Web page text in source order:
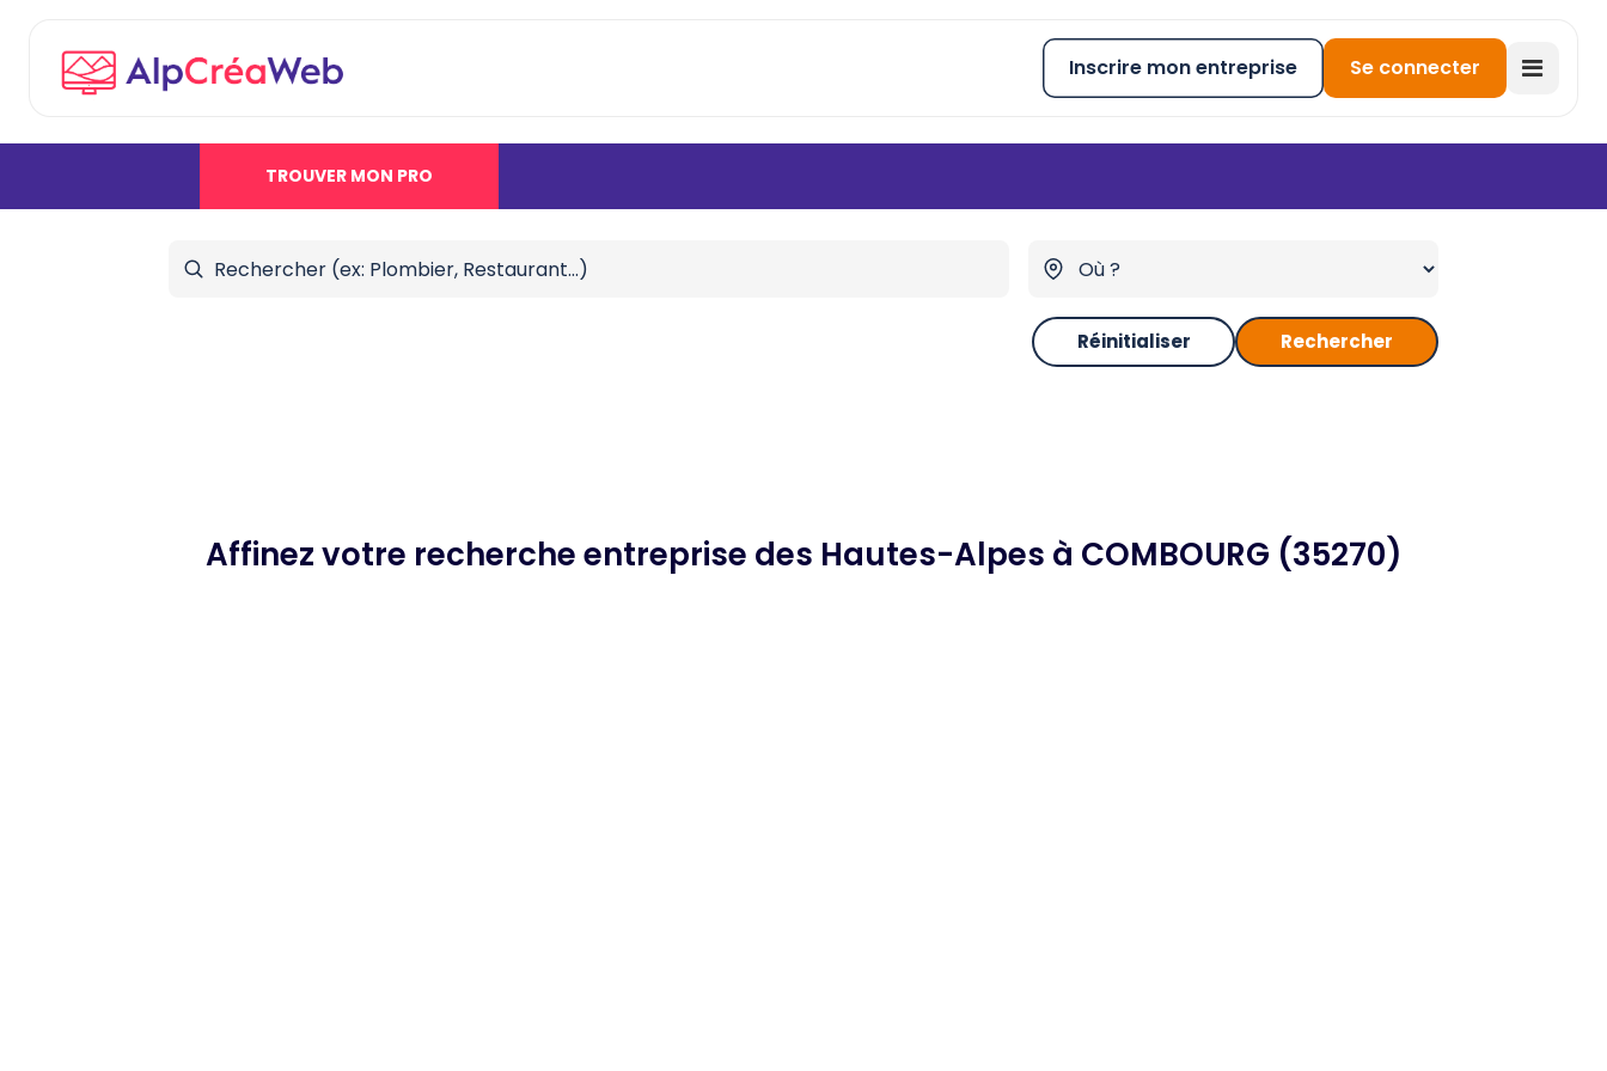
Inscrire mon entreprise Se connecter
TROUVER MON PRO
Réinitialiser Rechercher
Affinez votre rechercheentreprise des Hautes-Alpes à COMBOURG (35270)